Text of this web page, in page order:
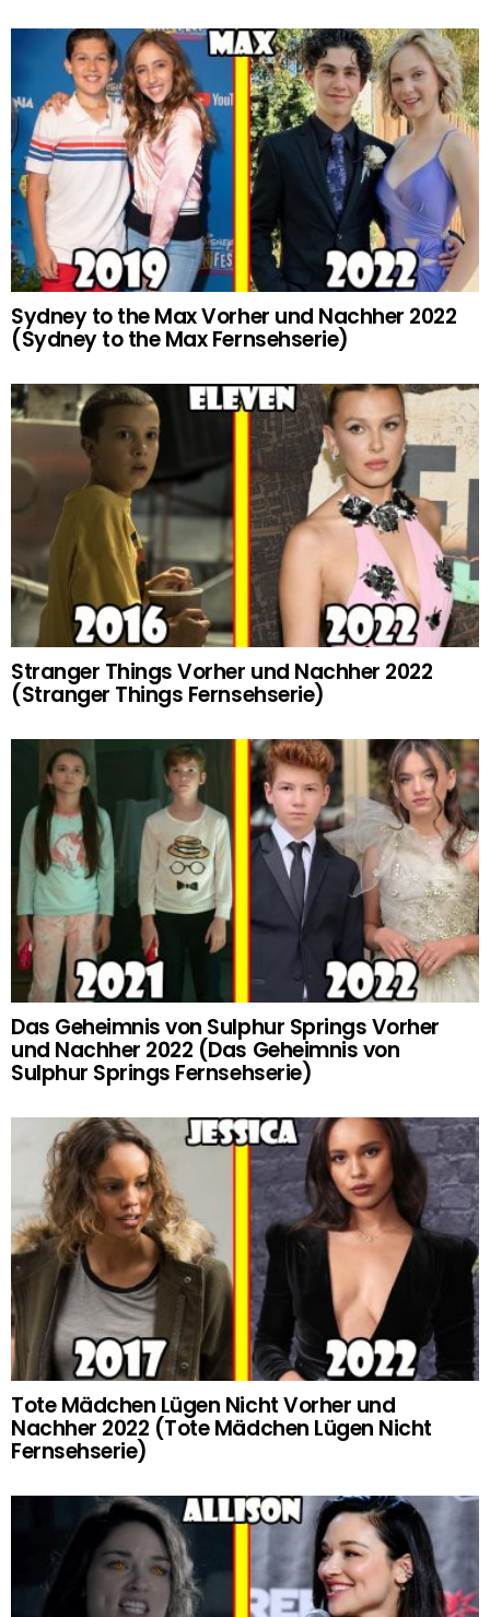
Sydney to the Max Vorher und Nachher 2022
(Sydney to the Max Fernsehserie)
Stranger Things Vorher und Nachher 2022
(Stranger Things Fernsehserie)
Das Geheimnis von Sulphur Springs Vorher
und Nachher 2022 (Das Geheimnis von
Sulphur Springs Fernsehserie)
Tote Mädchen Lügen Nicht Vorher und
Nachher 2022 (Tote Mädchen Lügen Nicht
Fernsehserie)